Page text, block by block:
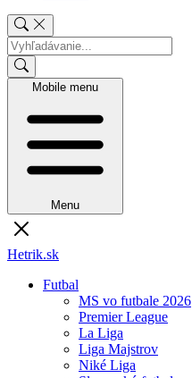
Mobile menu
Menu
Hetrik.sk
Futbal
MS vo futbale 2026
Premier League
La Liga
Liga Majstrov
Niké Liga